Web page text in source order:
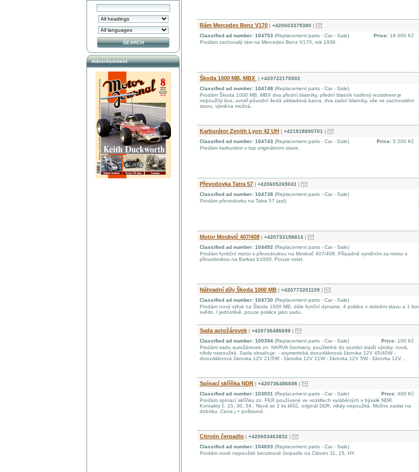
Rám Mercedes Benz V170 | +420603379380 |
Price: 18 000 Kč
Classified ad number: 104753 (Replacement parts - Car - Sale)
Prodám zachovalý rám na Mercedes Benz V170, rok 1938.
Škoda 1000 MB, MBX | +420722170502
Classified ad number: 104748 (Replacement parts - Car - Sale)
Prodám Škoda 1000 MB, MBX dva přední blatníky, přední blatník natřený rezistinem je
nepoužítý kus, uvnitř původní šedá základová barva, dva zadní blatníky, vše ve zachovalém
stavu, výměna možná.
Karburátor Zenith Lyon 42 UH | +421918890701 |
Price: 5 200 Kč
Classified ad number: 104743 (Replacement parts - Car - Sale)
Predám karburátor v top originálnom stave.
Převodovka Tatra 57 | +420605269041 |
Classified ad number: 104738 (Replacement parts - Car - Sale)
Prodám převodovku na Tatra 57 (asi).
Motor Moskvič 407/408 | +420733198814 |
Classified ad number: 104492 (Replacement parts - Car - Sale)
Prodám funkční motor s převodovkou na Moskvič 407/408. Případně vyměním za motor s
převodovkou na Barkas b1000. Pouze volat.
Náhradní díly Škoda 1000 MB | +420773201159 |
Classified ad number: 104730 (Replacement parts - Car - Sale)
Prodám nový výfuk na Škoda 1000 MB, dále funční dynamo, 4 poklice v dobrém stavu a 1
světlo. I jednotlivě, pouze poklice jako sadu.
Sada autožárovek | +420736486698 |
Price: 100 Kč
Classified ad number: 100394 (Replacement parts - Car - Sale)
Prodám sadu autožárovek zn. NARVA Germany, použitelné do vozidel starší výroby, nová,
nikdy nepoužitá. Sada obsahuje: - asymetrická dvouvláknová žárovka 12V 45/40W -
dvouvláknová žárovka 12V 21/5W - žárovka 12V 21W - žárovka 12V 5W - žárovka 12V...
Spínací skříňka NDR | +420736486698 |
Price: 400 Kč
Classified ad number: 103031 (Replacement parts - Car - Sale)
Prodám spínací skříňku zn. FER používané ve vozidlech vyráběných v bývalé NDR.
Kontakty č. 15, 30, 54.. Nová se 2 ks klíčů, originál DDR, nikdy nepoužitá. Možno zaslat na
dobírku. Cena j + poštovné.
Citroën čerpadlo | +420603463832 |
Classified ad number: 104693 (Replacement parts - Car - Sale)
Prodám nové nepoužité benzinové čerpadlo na Citroën 11, 15, HY.
Advertisement